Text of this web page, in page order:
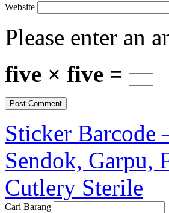
Website
Please enter an
five × five =
Sticker Barcode
Sendok, Garpu,
Cutlery Sterile
Cari Barang